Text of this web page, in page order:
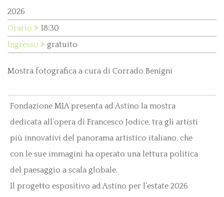
2026
Orario
18:30
Ingresso
gratuito
Mostra fotografica a cura di Corrado Benigni
Fondazione MIA presenta ad Astino la mostra
dedicata all’opera di Francesco Jodice, tra gli artisti
più innovativi del panorama artistico italiano, che
con le sue immagini ha operato una lettura politica
del paesaggio a scala globale.
Il progetto espositivo ad Astino per l’estate 2026